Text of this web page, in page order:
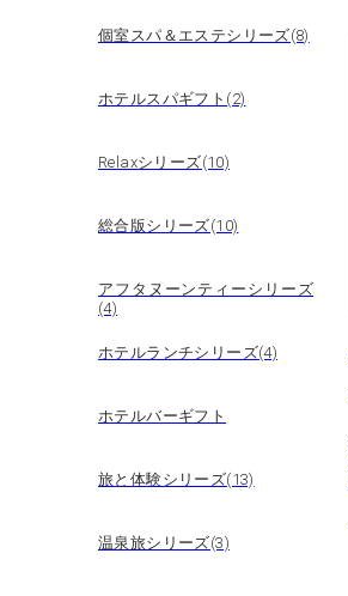
個室スパ＆エステシリーズ(8)
ホテルスパギフト(2)
Relaxシリーズ(10)
総合版シリーズ(10)
アフタヌーンティーシリーズ
(4)
ホテルランチシリーズ(4)
ホテルバーギフト
旅と体験シリーズ(13)
温泉旅シリーズ(3)